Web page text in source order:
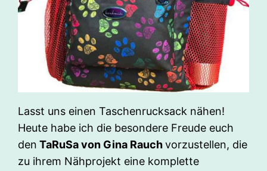
Lasst uns einen Taschenrucksack nähen!
Heute habe ich die besondere Freude euch
den TaRuSa von Gina Rauchvorzustellen, die
zu ihrem Nähprojekt eine komplette